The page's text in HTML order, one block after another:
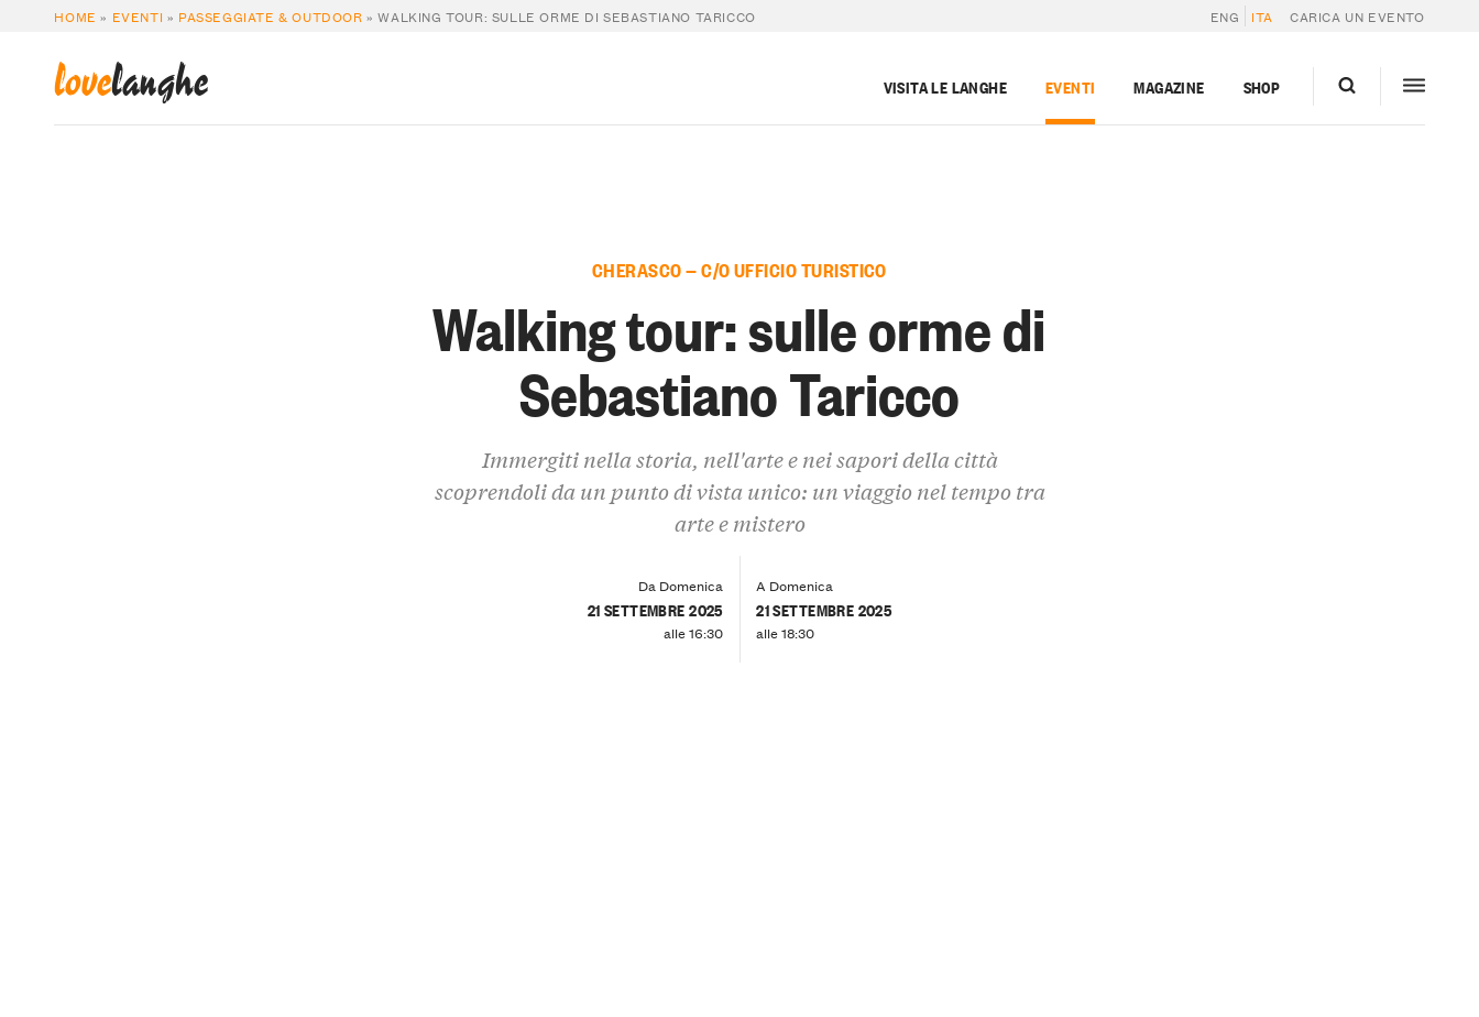
HOME » EVENTI » PASSEGGIATE & OUTDOOR »WALKING TOUR: SULLE ORME DI SEBASTIANO TARICCO ENG ITA CARICA UN EVENTO
lovelanghe VISITA LE LANGHE EVENTI MAGAZINE SHOP
CHERASCO — C/O UFFICIO TURISTICO
Walking tour: sulle orme di
Sebastiano Taricco
Immergiti nella storia, nell'arte e nei sapori della città
scoprendoli da un punto di vista unico: un viaggio nel tempo tra
arte e mistero
Da Domenica
21 SETTEMBRE 2025
alle 16:30
A Domenica
21 SETTEMBRE 2025
alle 18:30